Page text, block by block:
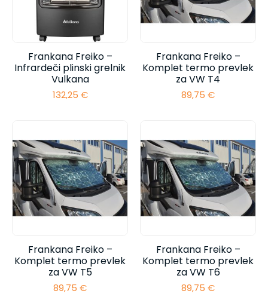
Frankana Freiko –
Infrardeči plinski grelnik
Vulkana
132,25 €
Frankana Freiko –
Komplet termo prevlek
za VW T4
89,75 €
Frankana Freiko –
Komplet termo prevlek
za VW T5
89,75 €
Frankana Freiko –
Komplet termo prevlek
za VW T6
89,75 €